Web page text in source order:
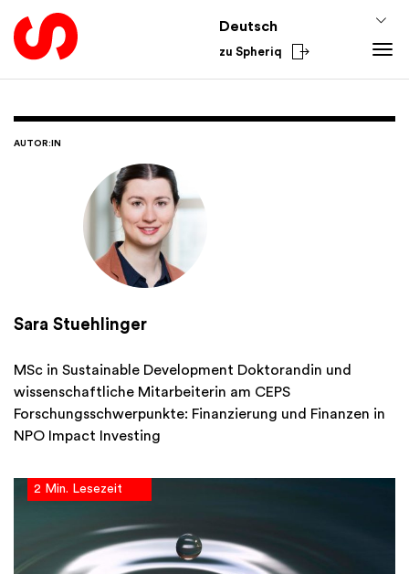
Deutsch
zu Spheriq
Gesuchsmanagement
Spenden-Tools
Förderwissen
Aus dem Sektor
AUTOR:IN
Sara Stuehlinger
MSc in Sustainable Development Doktorandin und
wissenschaftliche Mitarbeiterin am CEPS
Forschungsschwerpunkte: Finanzierung und Finanzen in
NPO Impact Investing
2 Min. Lesezeit